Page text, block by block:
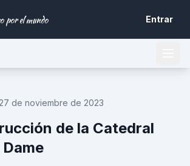
por el mundo Entrar
27 de noviembre de 2023
de la Catedral